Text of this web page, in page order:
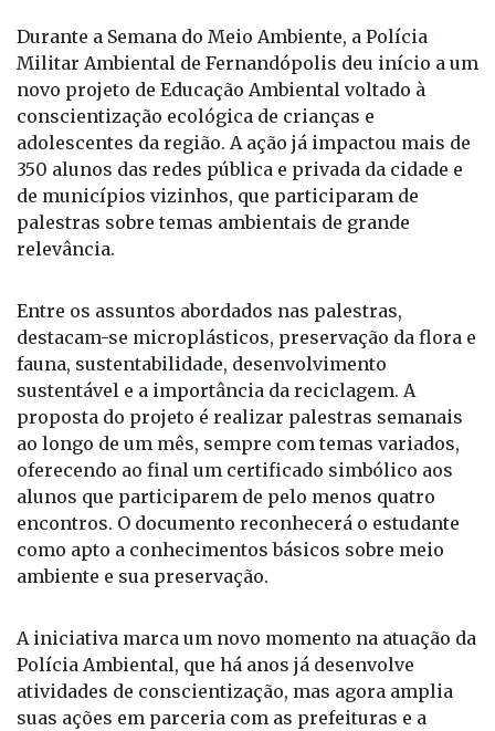
Durante a Semana do Meio Ambiente, a Polícia
Militar Ambiental de Fernandópolis deu início a um
novo projeto de Educação Ambiental voltado à
conscientização ecológica de crianças e
adolescentes da região. A ação já impactou mais de
350 alunos das redes pública e privada da cidade e
de municípios vizinhos, que participaram de
palestras sobre temas ambientais de grande
Entre os assuntos abordados nas palestras,
destacam-se microplásticos, preservação da flora e
fauna, sustentabilidade, desenvolvimento
sustentável e a importância da reciclagem. A
proposta do projeto é realizar palestras semanais
ao longo de um mês, sempre com temas variados,
oferecendo ao final um certificado simbólico aos
alunos que participarem de pelo menos quatro
encontros. O documento reconhecerá o estudante
como apto a conhecimentos básicos sobre meio
A iniciativa marca um novo momento na atuação da
Polícia Ambiental, que há anos já desenvolve
atividades de conscientização, mas agora amplia